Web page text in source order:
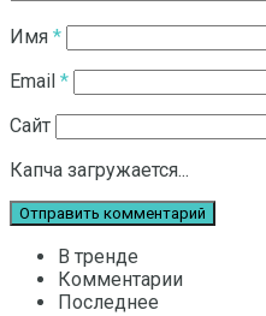
Имя *
Email *
Сайт
Капча загружается...
В тренде
Комментарии
Последнее